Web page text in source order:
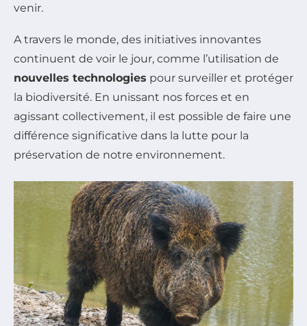
venir.
A travers le monde, des initiatives innovantes
continuent de voir le jour, comme l’utilisation de
nouvelles technologies pour surveiller et protéger
la biodiversité. En unissant nos forces et en
agissant collectivement, il est possible de faire une
différence significative dans la lutte pour la
préservation de notre environnement.